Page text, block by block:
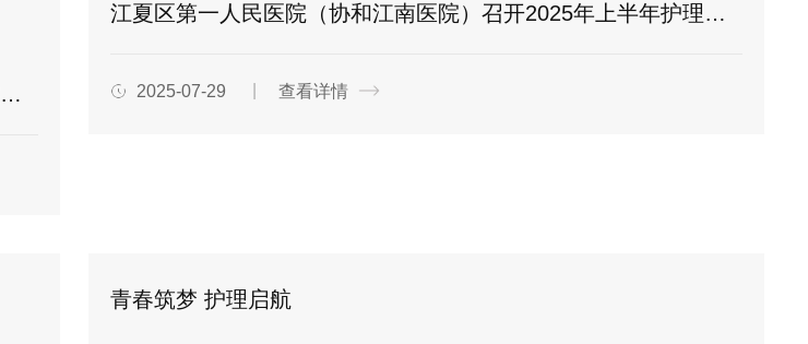
江夏区第一人民医院（协和江南医院）召开2025年上半年护理质量分析会
2025-07-29 查看详情
青春筑梦 护理启航